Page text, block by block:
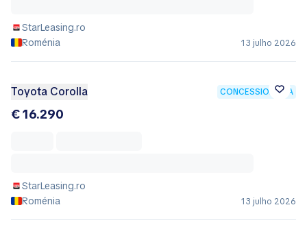
StarLeasing.ro
Roménia
13 julho 2026
Toyota Corolla CONCESSIONÁRIA
€ 16.290
StarLeasing.ro
Roménia
13 julho 2026